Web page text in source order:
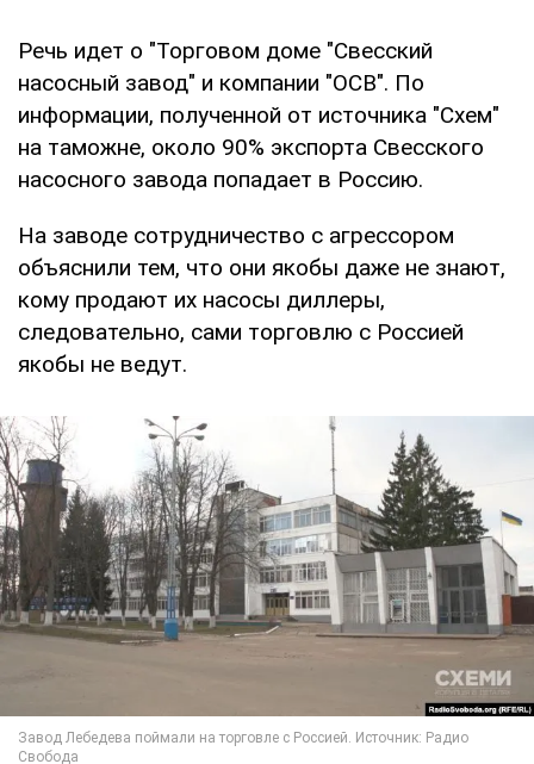
Речь идет о "Торговом доме "Свесский
насосный завод" и компании "ОСВ". По
информации, полученной от источника "Схем"
на таможне, около 90% экспорта Свесского
насосного завода попадает в Россию.
На заводе сотрудничество с агрессором
объяснили тем, что они якобы даже не знают,
кому продают их насосы диллеры,
следовательно, сами торговлю с Россией
якобы не ведут.